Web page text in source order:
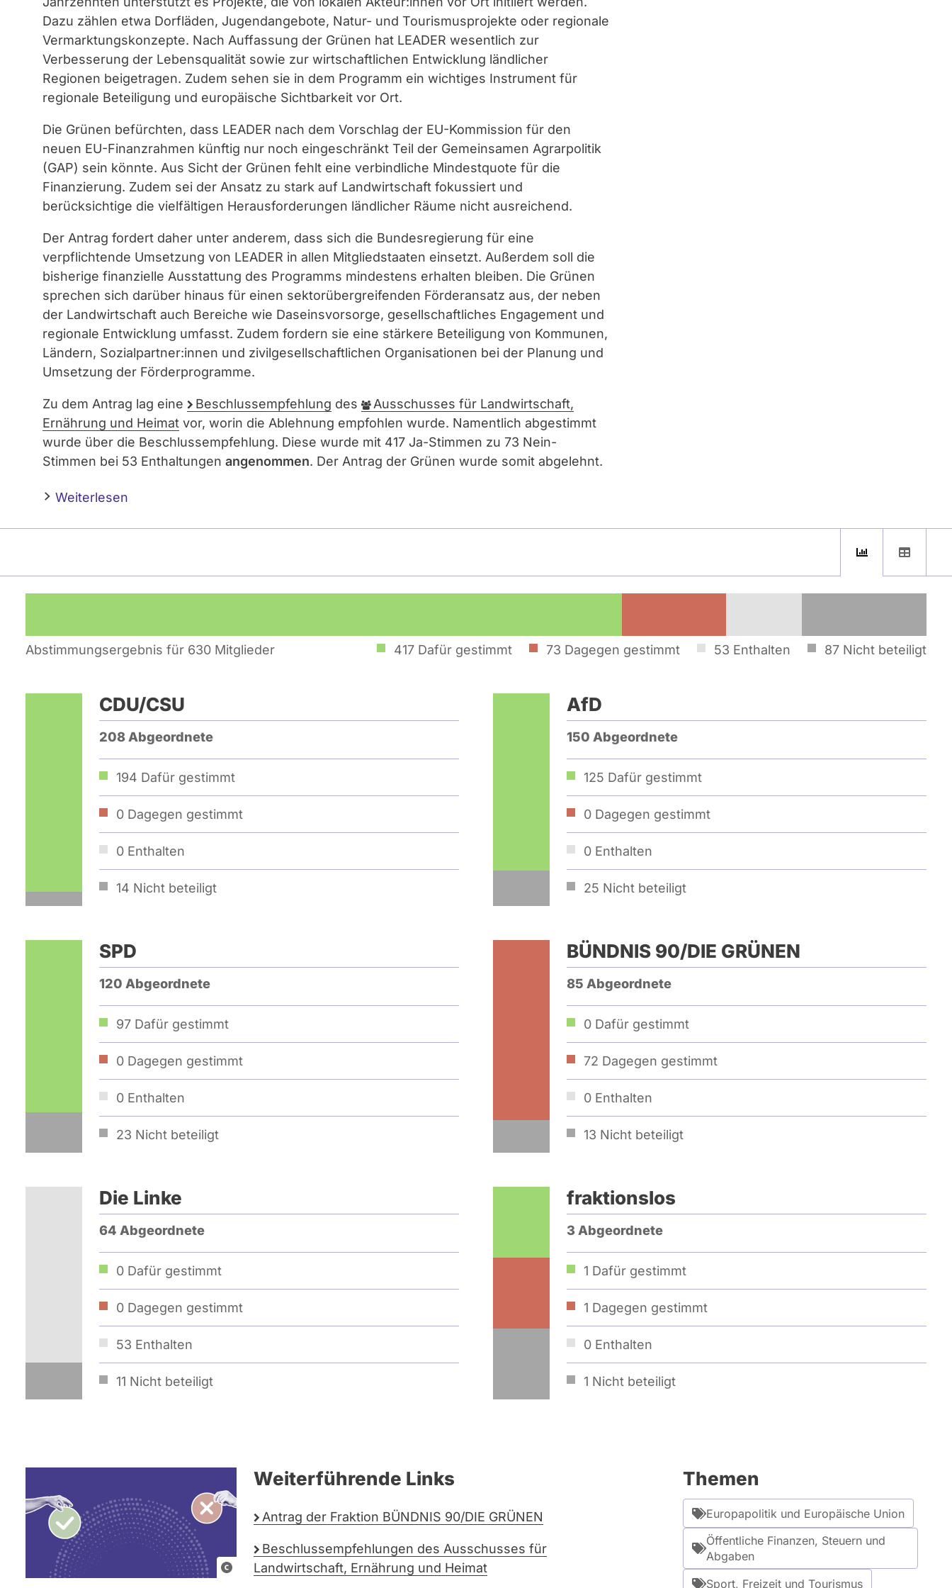
Dazu zählen etwa Dorfläden, Jugendangebote, Natur- und Tourismusprojekte oder regionale
Vermarktungskonzepte. Nach Auffassung der Grünen hat LEADER wesentlich zur
Verbesserung der Lebensqualität sowie zur wirtschaftlichen Entwicklung ländlicher
Regionen beigetragen. Zudem sehen sie in dem Programm ein wichtiges Instrument für
regionale Beteiligung und europäische Sichtbarkeit vor Ort.
Die Grünen befürchten, dass LEADER nach dem Vorschlag der EU-Kommission für den
neuen EU-Finanzrahmen künftig nur noch eingeschränkt Teil der Gemeinsamen Agrarpolitik
(GAP) sein könnte. Aus Sicht der Grünen fehlt eine verbindliche Mindestquote für die
Finanzierung. Zudem sei der Ansatz zu stark auf Landwirtschaft fokussiert und
berücksichtige die vielfältigen Herausforderungen ländlicher Räume nicht ausreichend.
Der Antrag fordert daher unter anderem, dass sich die Bundesregierung für eine
verpflichtende Umsetzung von LEADER in allen Mitgliedstaaten einsetzt. Außerdem soll die
bisherige finanzielle Ausstattung des Programms mindestens erhalten bleiben. Die Grünen
sprechen sich darüber hinaus für einen sektorübergreifenden Förderansatz aus, der neben
der Landwirtschaft auch Bereiche wie Daseinsvorsorge, gesellschaftliches Engagement und
regionale Entwicklung umfasst. Zudem fordern sie eine stärkere Beteiligung von Kommunen,
Ländern, Sozialpartner:innen und zivilgesellschaftlichen Organisationen bei der Planung und
Umsetzung der Förderprogramme.
Zu dem Antrag lag eine Beschlussempfehlung des
Ausschusses für Landwirtschaft,
Ernährung und Heimat vor, worin die Ablehnung empfohlen wurde. Namentlich abgestimmt
wurde über die Beschlussempfehlung. Diese wurde mit 417 Ja-Stimmen zu 73 Nein-
Stimmen bei 53 Enthaltungen angenommen. Der Antrag der Grünen wurde somit abgelehnt.
Weiterlesen
Abstimmungsergebnis für 630 Mitglieder 417 Dafür gestimmt 73 Dagegen gestimmt 53 Enthalten 87 Nicht beteiligt
CDU/CSU
208 Abgeordnete
194 Dafür gestimmt
0 Dagegen gestimmt
0 Enthalten
14 Nicht beteiligt
AfD
150 Abgeordnete
125 Dafür gestimmt
0 Dagegen gestimmt
0 Enthalten
25 Nicht beteiligt
SPD
120 Abgeordnete
97 Dafür gestimmt
0 Dagegen gestimmt
0 Enthalten
23 Nicht beteiligt
BÜNDNIS 90/­DIE GRÜNEN
85 Abgeordnete
0 Dafür gestimmt
72 Dagegen gestimmt
0 Enthalten
13 Nicht beteiligt
Die Linke
64 Abgeordnete
0 Dafür gestimmt
0 Dagegen gestimmt
53 Enthalten
11 Nicht beteiligt
fraktionslos
3 Abgeordnete
1 Dafür gestimmt
1 Dagegen gestimmt
0 Enthalten
1 Nicht beteiligt
G
Weiterführende Links
Antrag der Fraktion BÜNDNIS 90/DIE GRÜNEN
Beschlussempfehlungen des Ausschusses für
Landwirtschaft, Ernährung und Heimat
Themen
Europapolitik und Europäische Union
Öffentliche Finanzen, Steuern und
Abgaben
Sport, Freizeit und Tourismus